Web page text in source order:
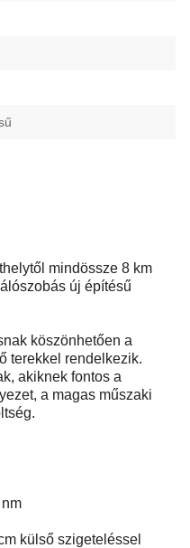
mindössze 8 km
új építésű
köszönhetően a
terekkel rendelkezik.
akiknek fontos a
a magas műszaki
külső szigeteléssel